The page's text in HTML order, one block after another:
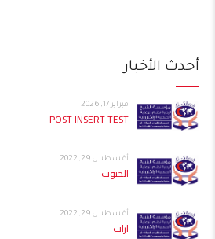
أحدث الأخبار
فبراير 17, 2026
POST INSERT TEST
أغسطس 29, 2022
الجنوب
أغسطس 29, 2022
اراب